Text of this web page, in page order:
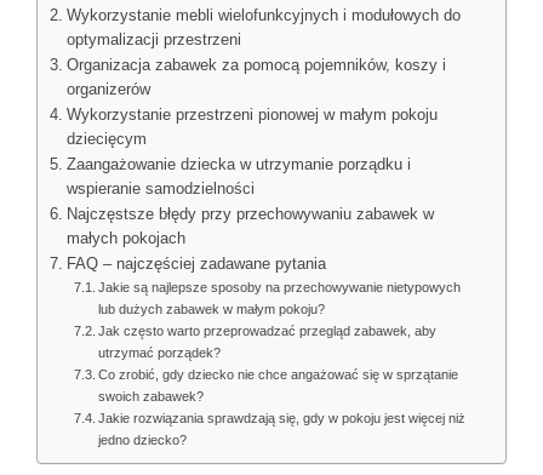
Wykorzystanie mebli wielofunkcyjnych i modułowych do
optymalizacji przestrzeni
Organizacja zabawek za pomocą pojemników, koszy i
organizerów
Wykorzystanie przestrzeni pionowej w małym pokoju
dziecięcym
Zaangażowanie dziecka w utrzymanie porządku i
wspieranie samodzielności
Najczęstsze błędy przy przechowywaniu zabawek w
małych pokojach
FAQ – najczęściej zadawane pytania
Jakie są najlepsze sposoby na przechowywanie nietypowych
lub dużych zabawek w małym pokoju?
Jak często warto przeprowadzać przegląd zabawek, aby
utrzymać porządek?
Co zrobić, gdy dziecko nie chce angażować się w sprzątanie
swoich zabawek?
Jakie rozwiązania sprawdzają się, gdy w pokoju jest więcej niż
jedno dziecko?